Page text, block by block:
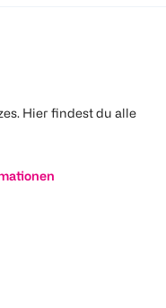
Hier findest du alle